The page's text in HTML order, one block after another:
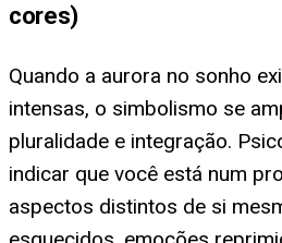
cores)
Quando a aurora no sonho
intensas, o simbolismo se
pluralidade e integração.
indicar que você está num
aspectos distintos de si